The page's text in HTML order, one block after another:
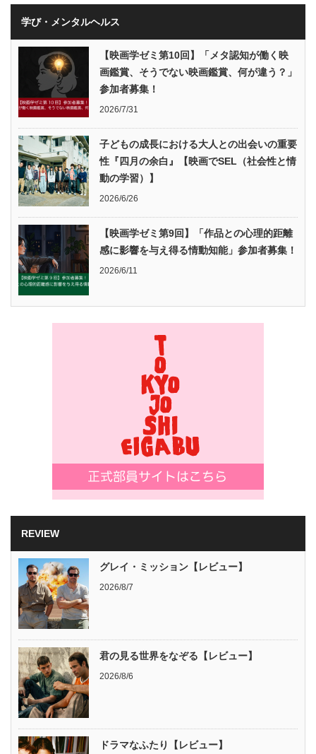
学び・メンタルヘルス
【映画学ゼミ第10回】「メタ認知が働く映
画鑑賞、そうでない映画鑑賞、何が違う？」
参加者募集！
2026/7/31
子どもの成長における大人との出会いの重要
性『四月の余白』【映画でSEL（社会性と情
動の学習）】
2026/6/26
【映画学ゼミ第9回】「作品との心理的距離
感に影響を与え得る情動知能」参加者募集！
2026/6/11
REVIEW
グレイ・ミッション【レビュー】
2026/8/7
君の見る世界をなぞる【レビュー】
2026/8/6
ドラマなふたり【レビュー】